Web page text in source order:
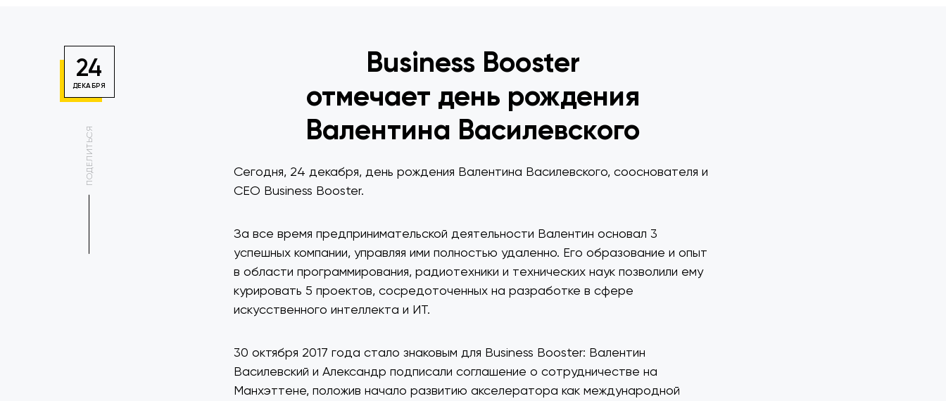
24
ДЕКАБРЯ
ПОДЕЛИТЬСЯ
Business Booster
отмечает день рождения
Валентина Василевского
Сегодня, 24 декабря, день рождения Валентина Василевского, сооснователя и
СЕО Business Booster.
За все время предпринимательской деятельности Валентин основал 3
успешных компании, управляя ими полностью удаленно. Его образование и опыт
в области программирования, радиотехники и технических наук позволили ему
курировать 5 проектов, сосредоточенных на разработке в сфере
искусственного интеллекта и ИТ.
30 октября 2017 года стало знаковым для Business Booster: Валентин
Василевский и Александр подписали соглашение о сотрудничестве на
Манхэттене, положив начало развитию акселератора как международной